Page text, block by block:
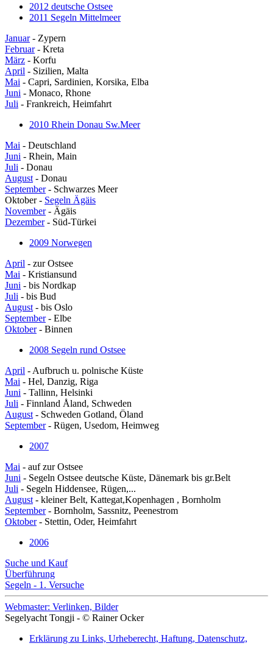
2012 deutsche Ostsee
2011 Segeln Mittelmeer
Januar- Zypern
Februar- Kreta
März - Korfu
April - Sizilien, Malta
Mai - Capri, Sardinien, Korsika, Elba
Juni - Monaco, Rhone
Juli - Frankreich, Heimfahrt
2010 Rhein Donau Sw.Meer
Mai - Deutschland
Juni - Rhein, Main
Juli - Donau
August - Donau
September- Schwarzes Meer
Oktober - Segeln Ägäis
November- Ägäis
Dezember- Süd-Türkei
2009 Norwegen
April - zur Ostsee
Mai - Kristiansund
Juni - bis Nordkap
Juli - bis Bud
August - bis Oslo
September- Elbe
Oktober- Binnen
2008 Segeln rund Ostsee
April - Aufbruch u. polnische Küste
Mai - Hel, Danzig, Riga
Juni - Tallinn, Helsinki
Juli - Finnland Åland, Schweden
August - Schweden Gotland, Öland
September- Rügen, Usedom, Heimweg
2007
Mai - auf zur Ostsee
Juni - Segeln Ostsee deutsche Küste, Dänemark bis gr.Belt
Juli - Segeln Hiddensee, Rügen,...
August - kleiner Belt, Kattegat,Kopenhagen , Bornholm
September- Bornholm, Sassnitz, Peenestrom
Oktober- Stettin, Oder, Heimfahrt
2006
Suche und Kauf
Überführung
Segeln - 1. Versuche
Webmaster: Verlinken, Bilder
Segelyacht Tongji - © Rainer Ocker
Erklärung zu Links, Urheberecht, Haftung, Datenschutz,